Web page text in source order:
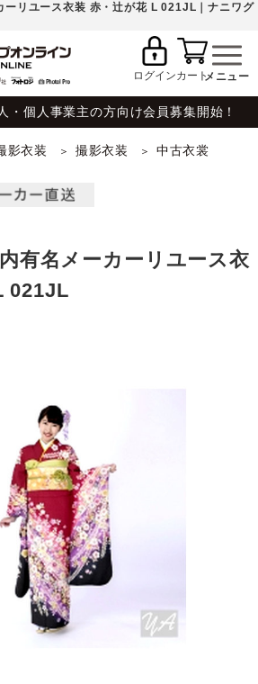
ーリユース衣装 赤・辻が花 L 021JL｜ナニワグ
ログインカート
・個人事業主の方向け会員募集開始！
影衣装 撮影衣装 中古衣裳
内有名メーカーリユース衣
021JL